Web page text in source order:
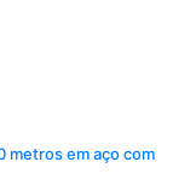
metros em aço com